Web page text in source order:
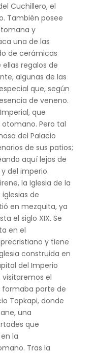
Cuchillero, el
También posee
y
una de las
de cerámicas
regalos de
algunas de las
que, según
de veneno.
que
Pero tal
del Palacio
de sus patios;
aquí lejos de
del imperio.
la Iglesia de la
de
en mezquita, ya
el siglo XIX. Se
en el
y tiene
construida en
del Imperio
visitaremos el
formaba parte de
Topkapi, donde
una
que
la
Tras la